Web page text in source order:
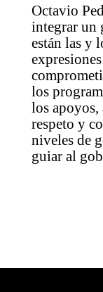
Octavio
integrar un
están las y
los
los apoyos,
respeto y
niveles de
guiar al